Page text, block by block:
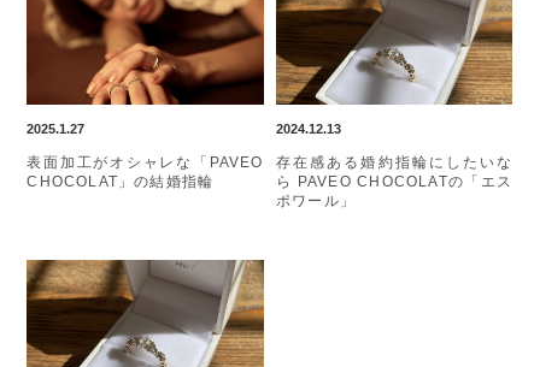
2025.1.27
表面加工がオシャレな「PAVEO
CHOCOLAT」の結婚指輪
2024.12.13
存在感ある婚約指輪にしたいな
ら PAVEO CHOCOLATの「エス
ポワール」